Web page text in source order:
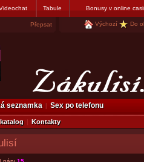
Tabule Bonusy v online
Přepsat Výchozí Do
seznamka Sex po telefonu
Kontakty